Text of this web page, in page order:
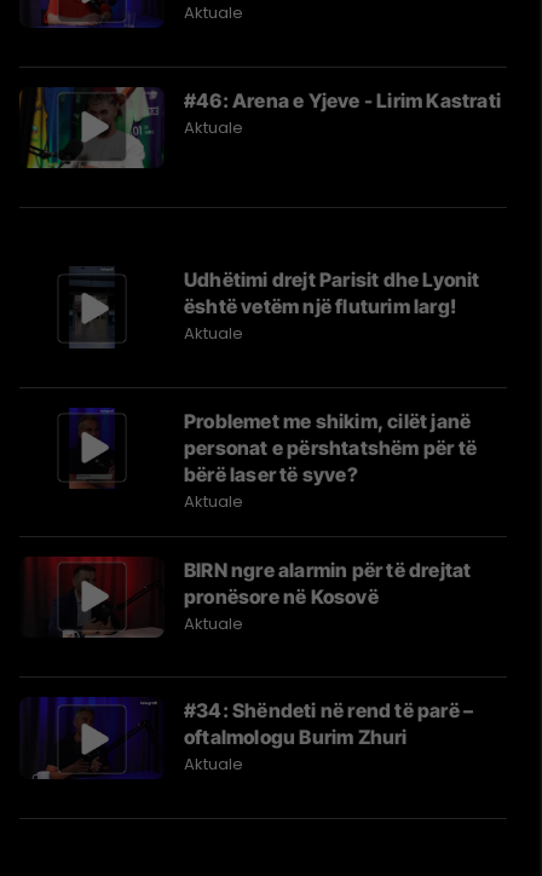
Aktuale
#46: Arena e Yjeve - Lirim Kastrati
Aktuale
Udhëtimi drejt Parisit dhe Lyonit
është vetëm një fluturim larg!
Aktuale
Problemet me shikim, cilët janë
personat e përshtatshëm për të
bërë laser të syve?
Aktuale
BIRN ngre alarmin për të drejtat
pronësore në Kosovë
Aktuale
#34: Shëndeti në rend të parë –
oftalmologu Burim Zhuri
Aktuale